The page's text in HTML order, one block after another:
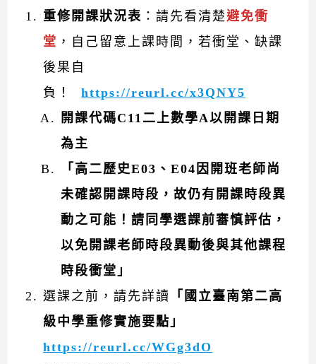
重修開課狀況表 ：請先看清楚避免衝
堂 ，自己留意上課時間，若衝堂、缺課
後果自
負！
https://reurl.cc/x3QNY5
開課代碼C11二上數學A以開課日期
為主
「高二歷史E03、E04因開班老師尚
未確認開課時段，故仍有開課時段異
動之可能！請同學選課前審慎評估，
以免開課老師時段異動後與其他課程
時段衝堂」
選課之前，請先詳讀
「國立臺南第二高
級中學重修實施要點」
https://reurl.cc/WGg3dO